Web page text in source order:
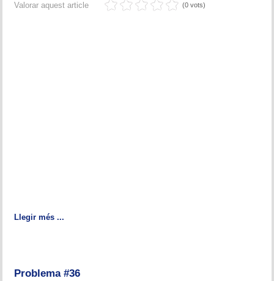
Valorar aquest article (0 vots)
Llegir més ...
Problema #36